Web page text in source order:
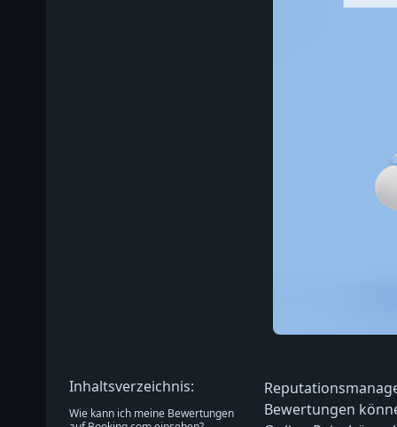
Inhaltsverzeichnis:
Wie kann ich meine Bewertungen
Bewertungen